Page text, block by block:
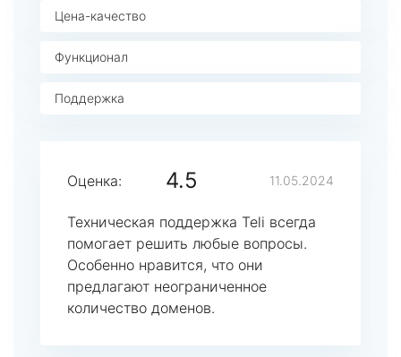
Цена-качество
Функционал
Поддержка
Оценка: 4.5 11.05.2024
Техническая поддержка Teli всегда
помогает решить любые вопросы.
Особенно нравится, что они
предлагают неограниченное
количество доменов.